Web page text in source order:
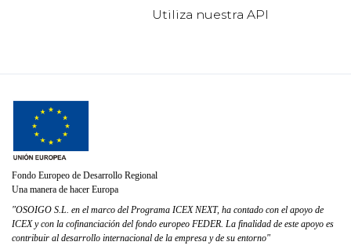
Utiliza nuestra API
Fondo Europeo de Desarrollo Regional
Una manera de hacer Europa
"OSOIGO S.L. en el marco del Programa ICEX NEXT, ha contado con el apoyo de
ICEX y con la cofinanciación del fondo europeo FEDER. La finalidad de este apoyo es
contribuir al desarrollo internacional de la empresa y de su entorno"